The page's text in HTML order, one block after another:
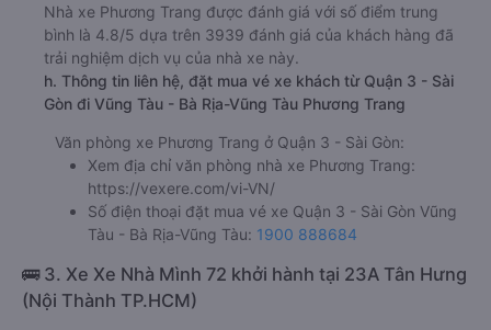
Nhà xe Phương Trang được đánh giá với số điểm trung
bình là 4.8/5 dựa trên 3939 đánh giá của khách hàng đã
trải nghiệm dịch vụ của nhà xe này.
h. Thông tin liên hệ, đặt mua vé xe khách từ Quận 3 - Sài
Gòn đi Vũng Tàu - Bà Rịa-Vũng Tàu Phương Trang
Văn phòng xe Phương Trang ở Quận 3 - Sài Gòn:
Xem địa chỉ văn phòng nhà xe Phương Trang:
https://vexere.com/vi-VN/
Số điện thoại đặt mua vé xe Quận 3 - Sài Gòn Vũng
Tàu - Bà Rịa-Vũng Tàu: 1900 888684
🚌 3. Xe Xe Nhà Mình 72 khởi hành tại 23A Tân Hưng
(Nội Thành TP.HCM)